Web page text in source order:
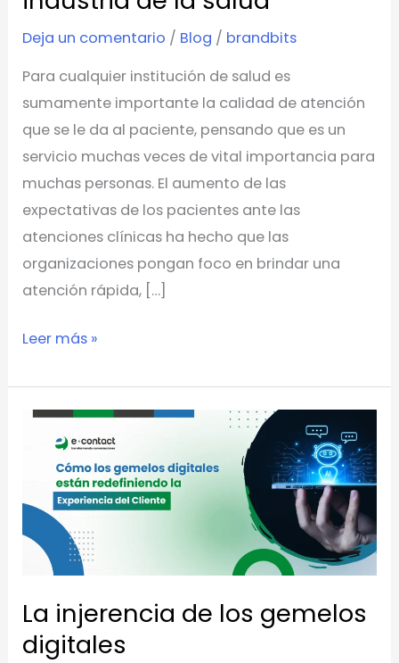
Deja un comentario / Blog / brandbits
Para cualquier institución de salud es
sumamente importante la calidad de atención
que se le da al paciente, pensando que es un
servicio muchas veces de vital importancia para
muchas personas. El aumento de las
expectativas de los pacientes ante las
atenciones clínicas ha hecho que las
organizaciones pongan foco en brindar una
atención rápida, […]
salud
Leer más »
La injerencia de los gemelos
digitales
La
injerencia
los
gemelos
digitales